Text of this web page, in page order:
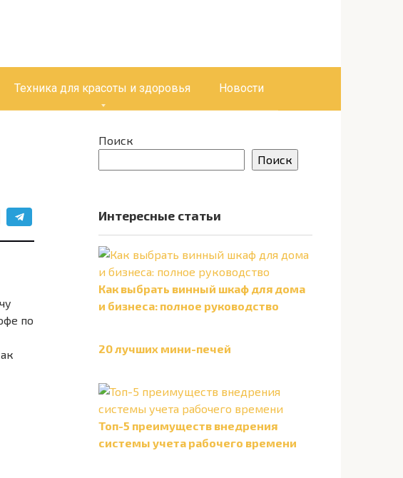
Техника для красоты и здоровья Новости
по
Поиск
Поиск
Интересные статьи
Как выбрать винный шкаф для дома
и бизнеса: полное руководство
20 лучших мини-печей
Топ-5 преимуществ внедрения
системы учета рабочего времени